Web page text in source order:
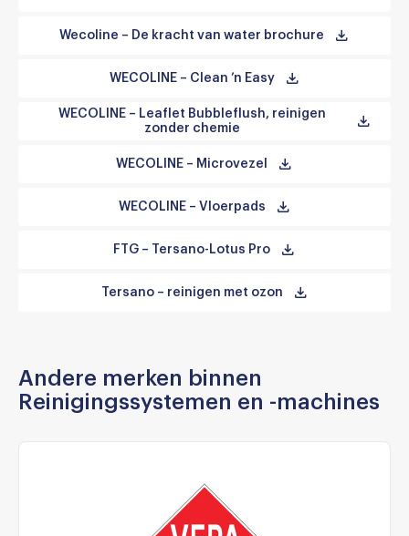
Wecoline – De kracht van water brochure
WECOLINE – Clean ’n Easy
WECOLINE – Leaflet Bubbleflush, reinigen
zonder chemie
WECOLINE – Microvezel
WECOLINE – Vloerpads
FTG – Tersano-Lotus Pro
Tersano – reinigen met ozon
Andere merken binnen
Reinigingssystemen en -machines